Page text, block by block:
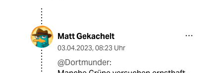
Matt Gekachelt
03.04.2023, 08:23 Uhr
@Dortmunder: